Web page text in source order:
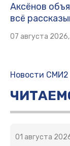
Аксёнов
всё
07 августа
Новости СМИ2
01 августа